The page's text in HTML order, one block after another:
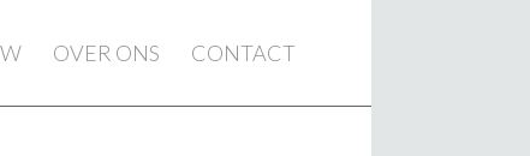
OVER ONS CONTACT